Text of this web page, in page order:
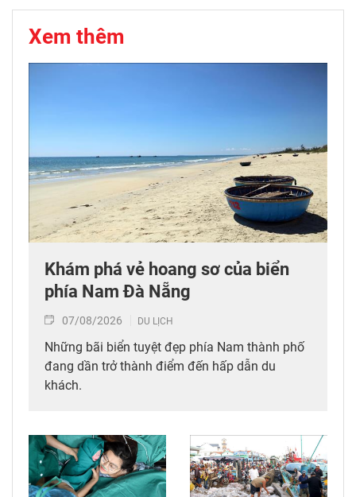
Xem thêm
Khám phá vẻ hoang sơ của biển
phía Nam Đà Nẵng
07/08/2026 DU LỊCH
Những bãi biển tuyệt đẹp phía Nam thành phố
đang dần trở thành điểm đến hấp dẫn du
khách.